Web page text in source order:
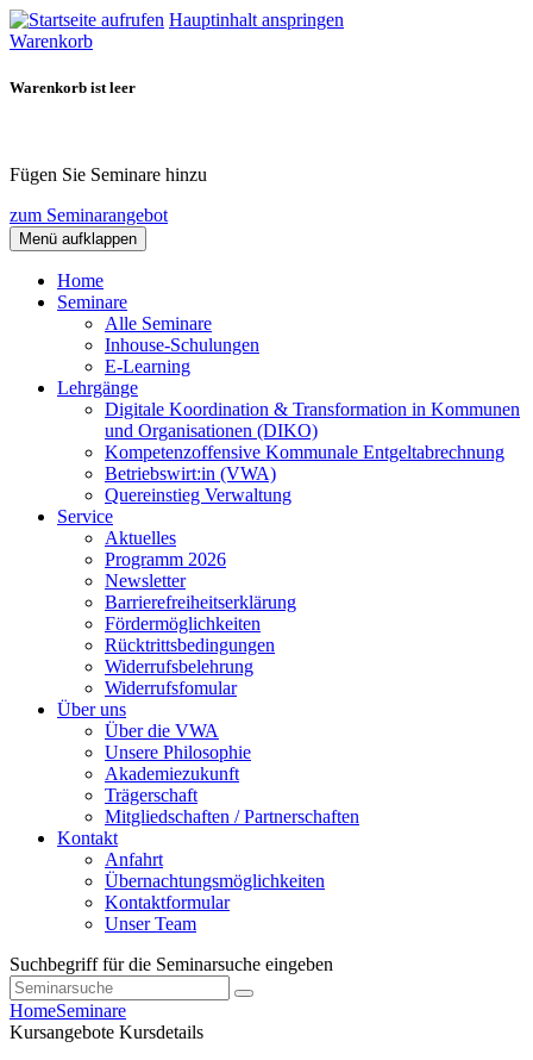
Hauptinhalt anspringen
Warenkorb
Warenkorb ist leer
Fügen Sie Seminare hinzu
zum Seminarangebot
Menü aufklappen
Home
Seminare
Alle Seminare
Inhouse-Schulungen
E-Learning
Lehrgänge
Digitale Koordination & Transformation in Kommunen
und Organisationen (DIKO)
Kompetenzoffensive Kommunale Entgeltabrechnung
Betriebswirt:in (VWA)
Quereinstieg Verwaltung
Service
Aktuelles
Programm 2026
Newsletter
Barrierefreiheitserklärung
Fördermöglichkeiten
Rücktrittsbedingungen
Widerrufsbelehrung
Widerrufsfomular
Über uns
Über die VWA
Unsere Philosophie
Akademiezukunft
Trägerschaft
Mitgliedschaften / Partnerschaften
Kontakt
Anfahrt
Übernachtungsmöglichkeiten
Kontaktformular
Unser Team
Suchbegriff für die Seminarsuche eingeben
HomeSeminare
Kursangebote Kursdetails